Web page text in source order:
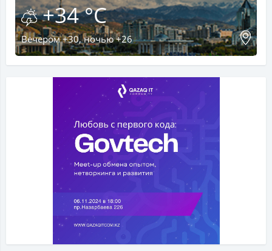
+34 °C
Вечером +30, ночью +26